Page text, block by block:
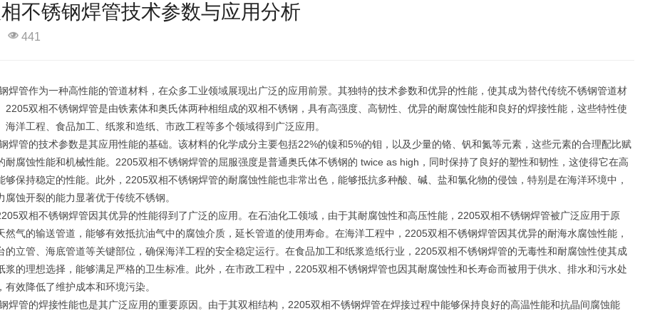
不锈钢焊管技术参数与应用分析
441
焊管作为一种高性能的管道材料，在众多工业领域展现出广泛的应用前景。其独特的技术参数和优异的性能，使其成为替代传统不锈钢管道材
2205双相不锈钢焊管是由铁素体和奥氏体两种相组成的双相不锈钢，具有高强度、高韧性、优异的耐腐蚀性能和良好的焊接性能，这些特性使
海洋工程、食品加工、纸浆和造纸、市政工程等多个领域得到广泛应用。
焊管的技术参数是其应用性能的基础。该材料的化学成分主要包括22%的镍和5%的钼，以及少量的铬、钒和氮等元素，这些元素的合理配比赋
耐腐蚀性能和机械性能。2205双相不锈钢焊管的屈服强度是普通奥氏体不锈钢的 twice as high，同时保持了良好的塑性和韧性，这使得它在高
够保持稳定的性能。此外，2205双相不锈钢焊管的耐腐蚀性能也非常出色，能够抵抗多种酸、碱、盐和氯化物的侵蚀，特别是在海洋环境中，
腐蚀开裂的能力显著优于传统不锈钢。
双相不锈钢焊管因其优异的性能得到了广泛的应用。在石油化工领域，由于其耐腐蚀性和高压性能，2205双相不锈钢焊管被广泛应用于原
然气的输送管道，能够有效抵抗油气中的腐蚀介质，延长管道的使用寿命。在海洋工程中，2205双相不锈钢焊管因其优异的耐海水腐蚀性能，
的立管、海底管道等关键部位，确保海洋工程的安全稳定运行。在食品加工和纸浆造纸行业，2205双相不锈钢焊管的无毒性和耐腐蚀性使其成
浆的理想选择，能够满足严格的卫生标准。此外，在市政工程中，2205双相不锈钢焊管也因其耐腐蚀性和长寿命而被用于供水、排水和污水处
有效降低了维护成本和环境污染。
焊管的焊接性能也是其广泛应用的重要原因。由于其双相结构，2205双相不锈钢焊管在焊接过程中能够保持良好的高温性能和抗晶间腐蚀能